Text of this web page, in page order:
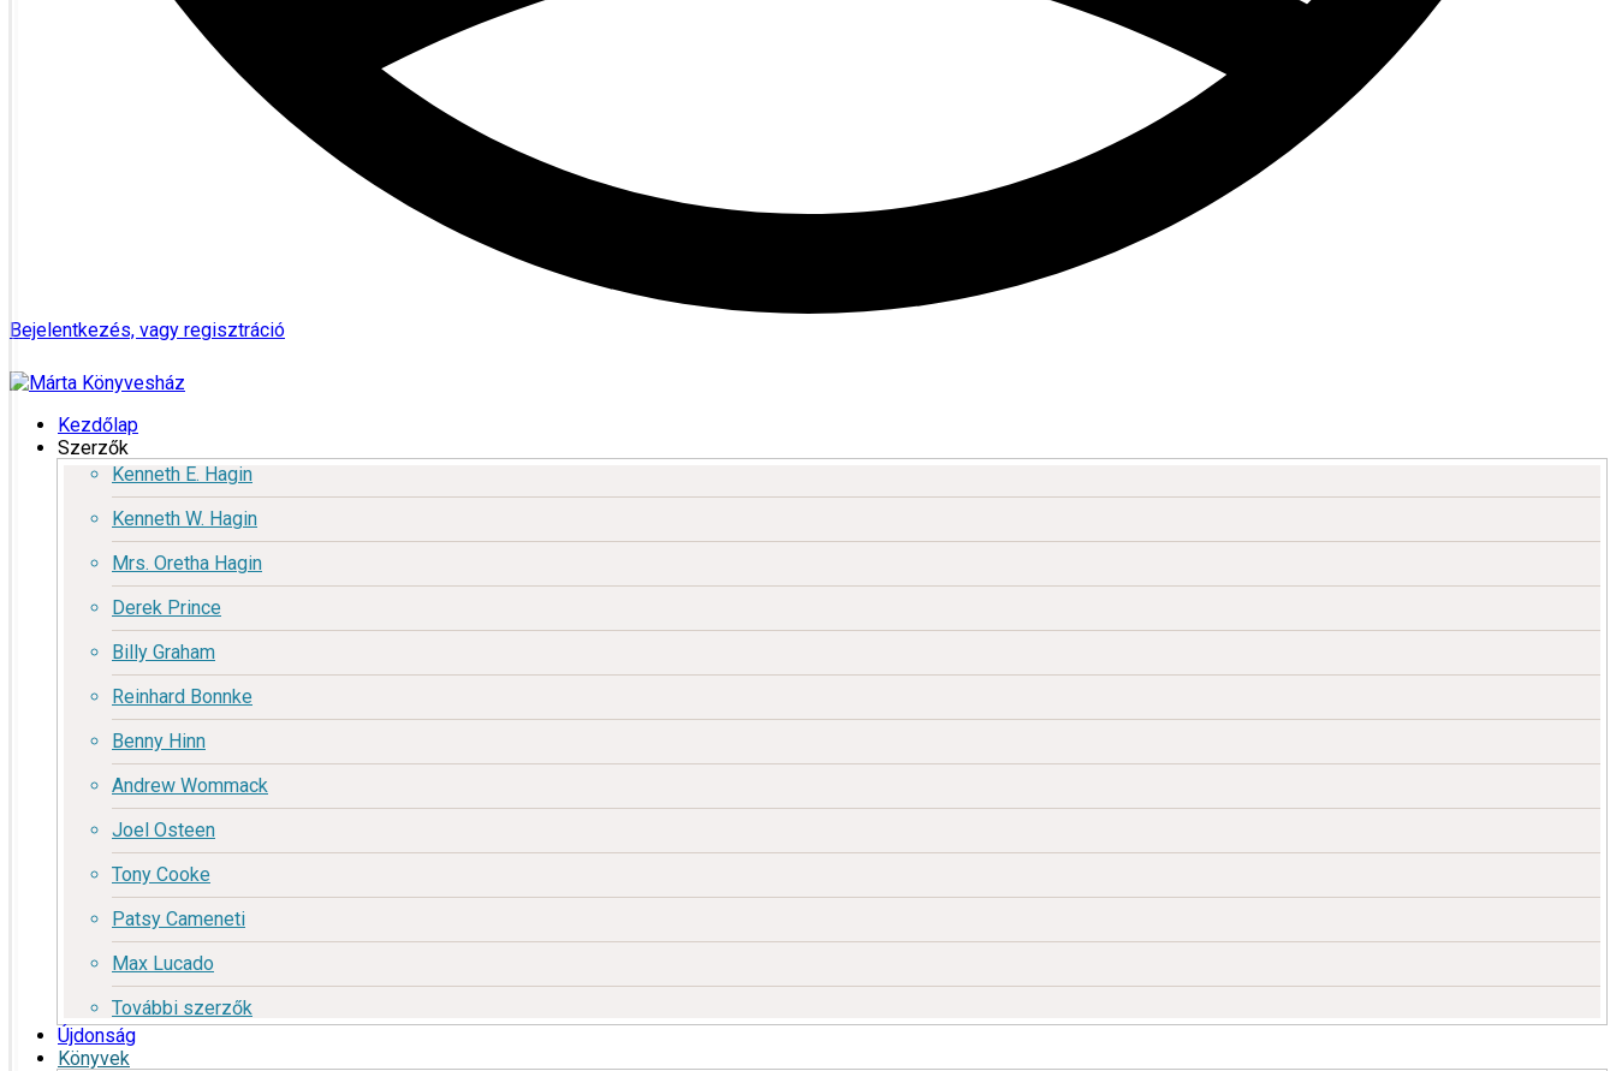
Bejelentkezés, vagy regisztráció
Kezdőlap
Szerzők
Kenneth E. Hagin
Kenneth W. Hagin
Mrs. Oretha Hagin
Derek Prince
Billy Graham
Reinhard Bonnke
Benny Hinn
Andrew Wommack
Joel Osteen
Tony Cooke
Patsy Cameneti
Max Lucado
További szerzők
Újdonság
Könyvek